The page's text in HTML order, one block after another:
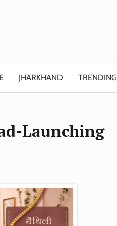
JHARKHAND TRENDING
Launching